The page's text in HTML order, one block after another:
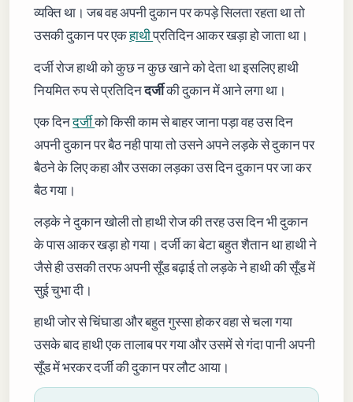
व्यक्ति था। जब वह अपनी दुकान पर कपड़े सिलता रहता था तो
उसकी दुकान पर एकहाथीप्रतिदिन आकर खड़ा हो जाता था।
दर्जी रोज हाथी को कुछ न कुछ खाने को देता था इसलिए हाथी
नियमित रुप से प्रतिदिनदर्जीकी दुकान में आने लगा था।
एक दिनदर्जीको किसी काम से बाहर जाना पड़ा वह उस दिन
अपनी दुकान पर बैठ नही पाया तो उसने अपने लड़के से दुकान पर
बैठने के लिए कहा और उसका लड़का उस दिन दुकान पर जा कर
बैठ गया।
लड़के ने दुकान खोली तो हाथी रोज की तरह उस दिन भी दुकान
के पास आकर खड़ा हो गया। दर्जी का बेटा बहुत शैतान था हाथी ने
जैसे ही उसकी तरफ अपनी सूँड बढ़ाई तो लड़के ने हाथी की सूँड में
सुई चुभा दी।
हाथी जोर से चिंघाडा और बहुत गुस्सा होकर वहा से चला गया
उसके बाद हाथी एक तालाब पर गया और उसमें से गंदा पानी अपनी
सूँड में भरकर दर्जी की दुकान पर लौट आया।